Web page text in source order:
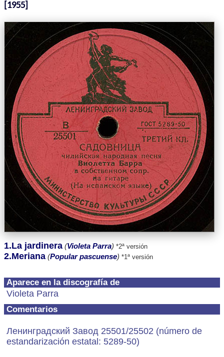
[1955]
Aparece en la discografía de
Violeta Parra
Comentarios
Ленинградский Завод 25501/25502 (número de
estandarización estatal: 5289-50)
1.La jardinera (Violeta Parra) *2ª versión
2.Meriana (Popular pascuense) *1ª versión